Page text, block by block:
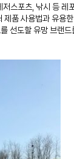
스포츠, 낚시 등 레
품 사용법과 유용
선도할 유망 브랜